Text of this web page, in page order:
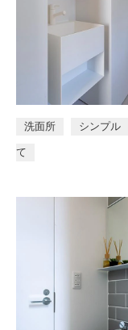
洗面所 シンプル
て